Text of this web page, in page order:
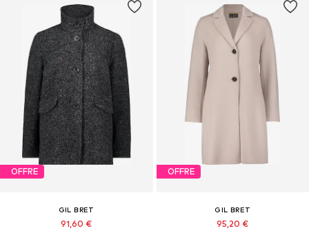
OFFRE
GIL BRET
91,60 €
OFFRE
GIL BRET
95,20 €